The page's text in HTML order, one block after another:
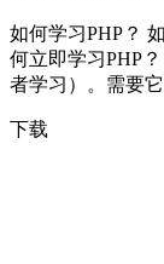
如何学习PHP？
何立即学习PHP
者学习）。需要
下载